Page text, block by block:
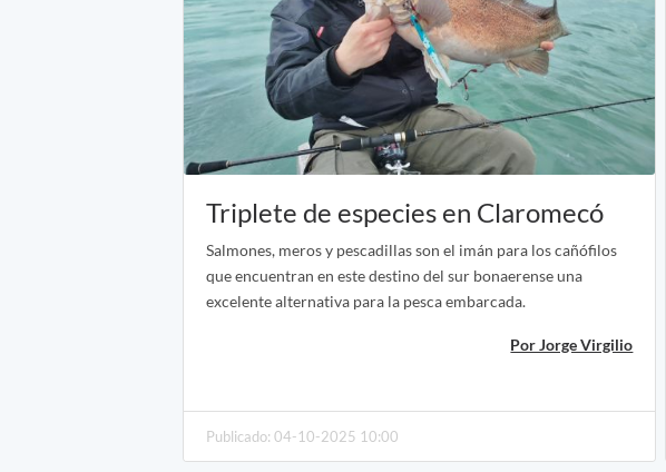
Triplete de especies en Claromecó
Salmones, meros y pescadillas son el imán para los cañófilos
que encuentran en este destino del sur bonaerense una
excelente alternativa para la pesca embarcada.
Por Jorge Virgilio
Publicado: 04-10-2025 10:00